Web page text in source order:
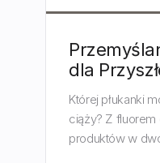
dla
Której płukanki
ciąży? Z fluorem
produktów w